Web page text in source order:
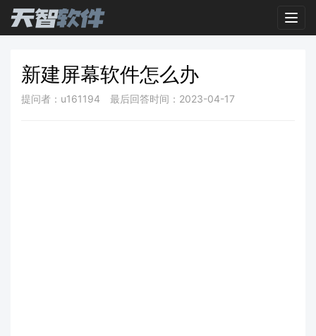
新建屏幕软件怎么办
提问者：u161194 最后回答时间：2023-04-17